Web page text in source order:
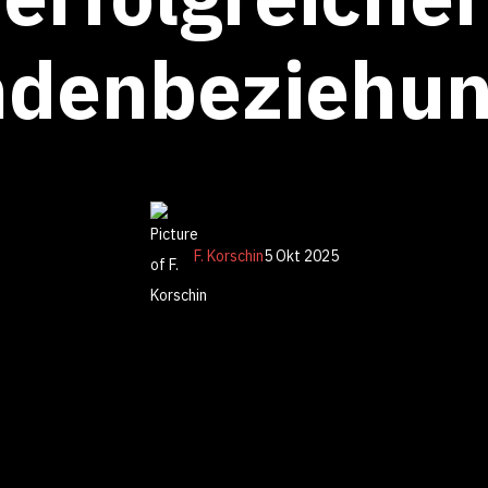
5 Okt 2025
F. Korschin